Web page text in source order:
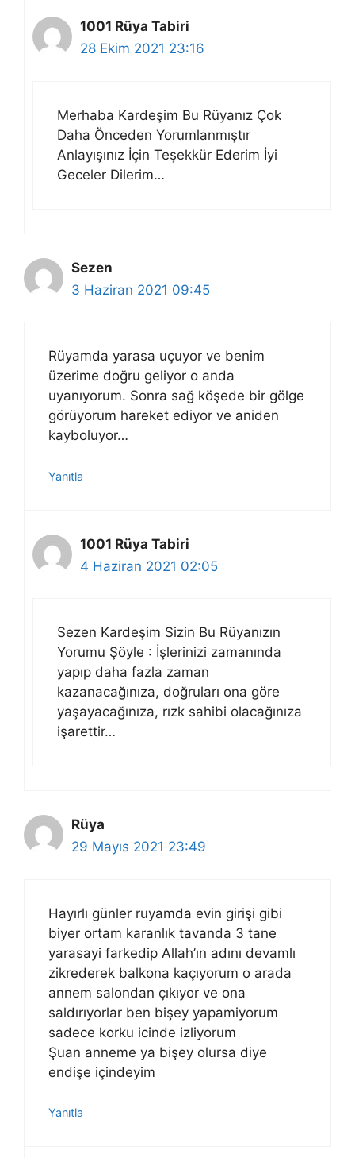
1001 Rüya Tabiri
28 Ekim 2021 23:16
Merhaba Kardeşim Bu Rüyanız Çok
Daha Önceden Yorumlanmıştır
Anlayışınız İçin Teşekkür Ederim İyi
Geceler Dilerim…
Sezen
3 Haziran 2021 09:45
Rüyamda yarasa uçuyor ve benim
üzerime doğru geliyor o anda
uyanıyorum. Sonra sağ köşede bir gölge
görüyorum hareket ediyor ve aniden
kayboluyor…
Yanıtla
1001 Rüya Tabiri
4 Haziran 2021 02:05
Sezen Kardeşim Sizin Bu Rüyanızın
Yorumu Şöyle : İşlerinizi zamanında
yapıp daha fazla zaman
kazanacağınıza, doğruları ona göre
yaşayacağınıza, rızk sahibi olacağınıza
işarettir…
Rüya
29 Mayıs 2021 23:49
Hayırlı günler ruyamda evin girişi gibi
biyer ortam karanlık tavanda 3 tane
yarasayi farkedip Allah’ın adını devamlı
zikrederek balkona kaçıyorum o arada
annem salondan çıkıyor ve ona
saldırıyorlar ben bişey yapamiyorum
sadece korku icinde izliyorum
Şuan anneme ya bişey olursa diye
endişe içindeyim
Yanıtla